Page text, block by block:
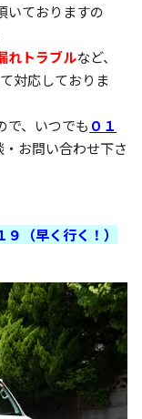
いておりますの
れトラブルなど、
対応しておりま
で、いつでも ０１
お問い合わせ下さ
（早く行く！）